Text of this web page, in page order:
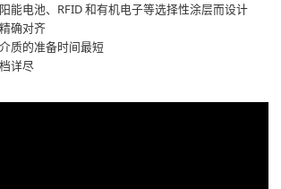
能电池、RFID 和有机电子等选择性涂层而设计
确对齐
质的准备时间最短
详尽